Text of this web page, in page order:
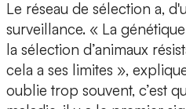
Le réseau de sélection a,
surveillance. « La
la sélection d’animaux
cela a ses limites »,
oublie trop souvent, c’est